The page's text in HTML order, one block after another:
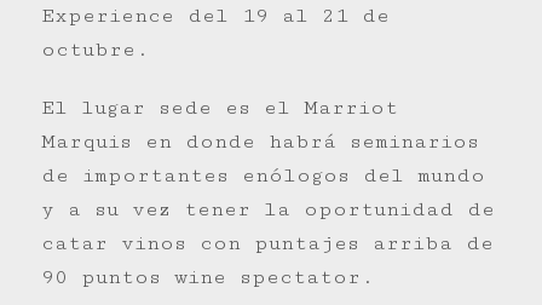
Experience del 19 al 21 de
octubre.
El lugar sede es el Marriot
Marquis en donde habrá seminarios
de importantes enólogos del mundo
y a su vez tener la oportunidad de
catar vinos con puntajes arriba de
90 puntos wine spectator.